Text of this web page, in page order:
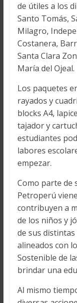
de útiles a los
Santo Tomás,
Milagro,
Costanera,
Santa Clara
María del Ojeal.
Los paquetes
rayados y
blocks A4,
tajador y
estudiantes
labores
empezar.
Como parte de
Petroperú
contribuyen a
de los niños y
de sus
alineados con
Sostenible de
brindar una
Al mismo